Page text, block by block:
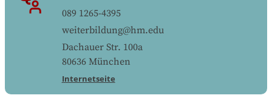
089 1265-4395
weiterbildung@hm.edu
Dachauer Str. 100a
80636 München
Internetseite